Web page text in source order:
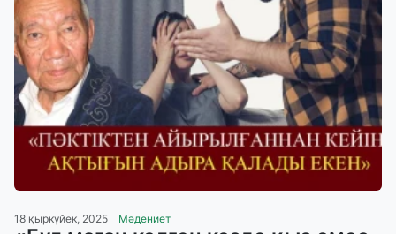
18 қыркүйек, 2025 Мәдениет